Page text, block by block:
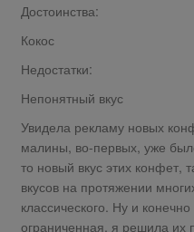
Достоинства:
Кокос
Недостатки:
Непонятный вкус
Увидела рекламу новых
малины, во-первых, уже
то новый вкус этих конфет,
вкусов на протяжении
классического. Ну и
ограниченная, я решила их